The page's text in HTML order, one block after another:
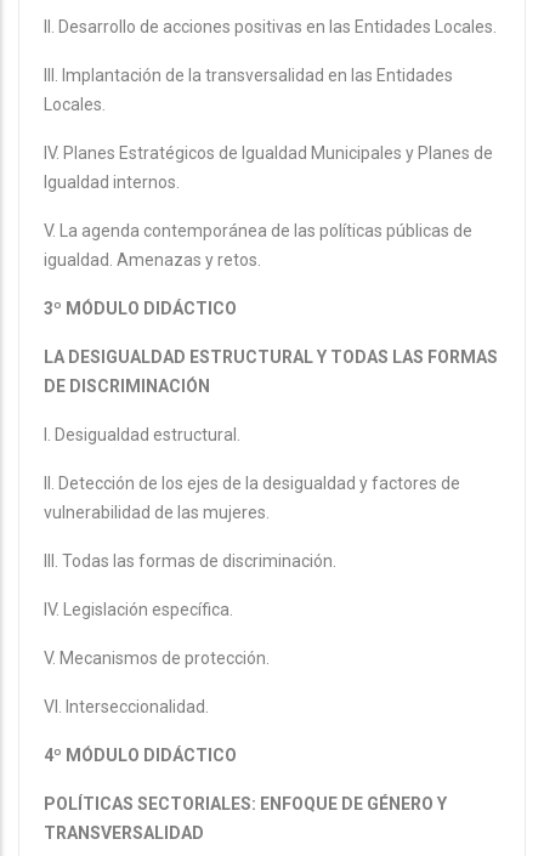
II. Desarrollo de acciones positivas en las Entidades Locales.
III. Implantación de la transversalidad en las Entidades
Locales.
IV. Planes Estratégicos de Igualdad Municipales y Planes de
Igualdad internos.
V. La agenda contemporánea de las políticas públicas de
igualdad. Amenazas y retos.
3º MÓDULO DIDÁCTICO
LA DESIGUALDAD ESTRUCTURAL Y TODAS LAS FORMAS
DE DISCRIMINACIÓN
I. Desigualdad estructural.
II. Detección de los ejes de la desigualdad y factores de
vulnerabilidad de las mujeres.
III. Todas las formas de discriminación.
IV. Legislación específica.
V. Mecanismos de protección.
VI. Interseccionalidad.
4º MÓDULO DIDÁCTICO
POLÍTICAS SECTORIALES: ENFOQUE DE GÉNERO Y
TRANSVERSALIDAD